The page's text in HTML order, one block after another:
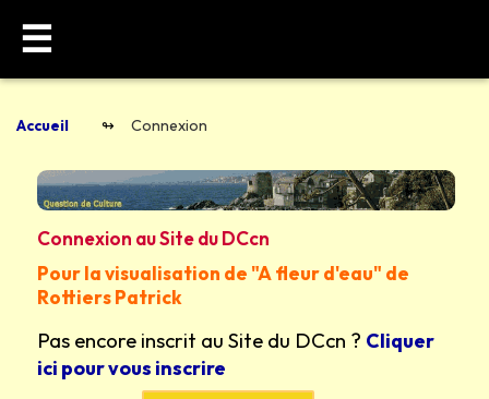
Accueil Connexion
☰
Connexion au Site du DCcn
Pour la visualisation de "A fleur d'eau" de
Rottiers Patrick
Pas encore inscrit au Site du DCcn ? Cliquer
ici pour vous inscrire